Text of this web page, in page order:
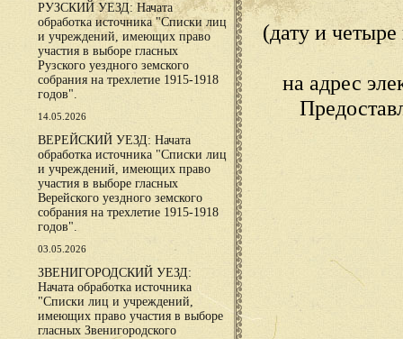
РУЗСКИЙ УЕЗД: Начата
обработка источника "Списки лиц
и учреждений, имеющих право
участия в выборе гласных
Рузского уездного земского
собрания на трехлетие 1915-1918
годов".
14.05.2026
ВЕРЕЙСКИЙ УЕЗД: Начата
обработка источника "Списки лиц
и учреждений, имеющих право
участия в выборе гласных
Верейского уездного земского
собрания на трехлетие 1915-1918
годов".
03.05.2026
ЗВЕНИГОРОДСКИЙ УЕЗД:
Начата обработка источника
"Списки лиц и учреждений,
имеющих право участия в выборе
гласных Звенигородского
(дату и
на адрес